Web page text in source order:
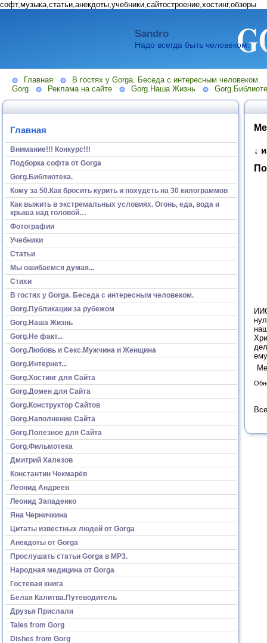
софт,музыка,статьи,анекдоты,учебники,сайтостроение,хостинг,обзоры
Sandro
Надо всегда быть человеком.
Главная
В гостях у Gorga. Беседа с интересным человеком.
Gorg
Реклама на сайте Gorg.Наша Жизнь
Главная
Внимание!!! Конкурс!!!
Подборка софта от Gorga
Gorg.Библиотека.
Кому за 50.Как бросить курить и похудеть на 30 килограммов
Как выжить в экстремальных условиях. Огонь, еда, вода и
крыша над головой…
Фотографии
Учебники
Статьи
Мы ошибаемся думая...
Стихи
В гостях у Gorga. Беседа с интересным человеком.
Gorg.Публикации за рубежом
Gorg.Наша Жизнь
Gorg.Не факт...
Gorg.Любовь и Секс.Мужчина и Женщина
Gorg.Интернет...
Gorg.Хостинг для Сайта
Gorg.Домен для Сайта
Gorg.Конструктор Сайтов
Gorg.Наполнение Сайта
Gorg.Полезное для Сайта
Gorg.Фильмотека
Дмитрий Халезов
Константин Чекмарёв
Леонид Андреев
Леонид Западенко
Яна Черничкина
Цитаты известных людей от Gorga
Анекдоты от Gorga
Прослушать статьи Gorga в МР3.
Народная медицина от Gorga
Гостевая книга
Белая Калитва.Путеводитель
Друзья Прислали
Tales from Gorg
Dishes from Gorg
↓